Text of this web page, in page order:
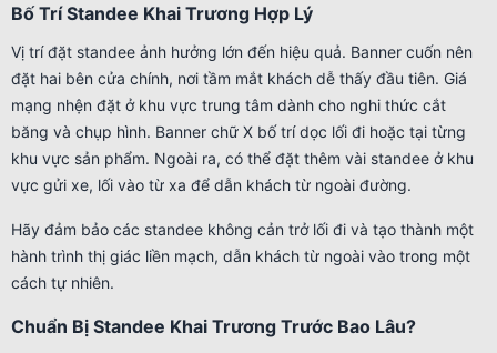
Bố Trí Standee Khai Trương Hợp Lý
Vị trí đặt standee ảnh hưởng lớn đến hiệu quả. Banner cuốn nên
đặt hai bên cửa chính, nơi tầm mắt khách dễ thấy đầu tiên. Giá
mạng nhện đặt ở khu vực trung tâm dành cho nghi thức cắt
băng và chụp hình. Banner chữ X bố trí dọc lối đi hoặc tại từng
khu vực sản phẩm. Ngoài ra, có thể đặt thêm vài standee ở khu
vực gửi xe, lối vào từ xa để dẫn khách từ ngoài đường.
Hãy đảm bảo các standee không cản trở lối đi và tạo thành một
hành trình thị giác liền mạch, dẫn khách từ ngoài vào trong một
cách tự nhiên.
Chuẩn Bị Standee Khai Trương Trước Bao Lâu?